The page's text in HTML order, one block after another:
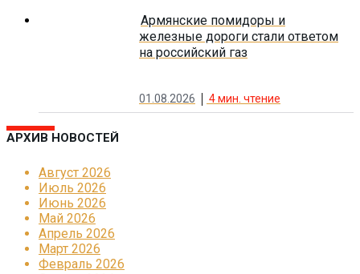
Армянские помидоры и
железные дороги стали ответом
на российский газ
01.08.2026 4мин. чтение
АРХИВ НОВОСТЕЙ
Август 2026
Июль 2026
Июнь 2026
Май 2026
Апрель 2026
Март 2026
Февраль 2026